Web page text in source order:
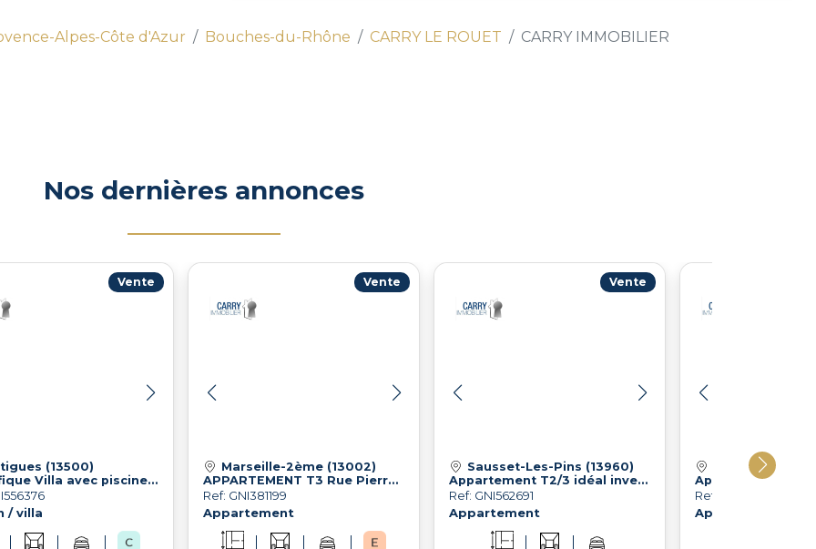
Alpes-Côte d'Azur Bouches-du-Rhône CARRY LE ROUET CARRY IMMOBILIER
Nos dernières annonces
Vente
(13500)
Magnifique Villa avec piscine dans les vignes à Saint Julien Les Martigues !
/ villa
Vente
Marseille-2ème (13002)
APPARTEMENT T3 Rue Pierre Albrand (2eme)
Ref: GNI381199
Appartement
Vente
Sausset-Les-Pins (13960)
Appartement T2/3 idéal investissement locatif !
Ref: GNI562691
Appartement
Carry-Le-
Ref: GNI563889
Appartement